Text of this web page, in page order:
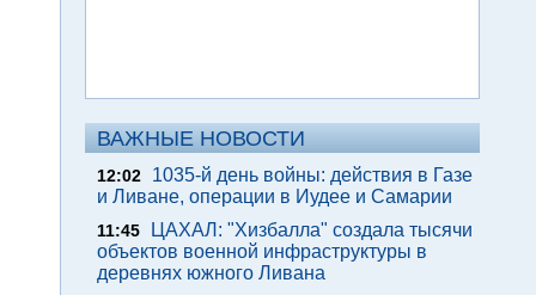
ВАЖНЫЕ НОВОСТИ
12:02
1035-й день войны: действия в Газе
и Ливане, операции в Иудее и Самарии
11:45
ЦАХАЛ: "Хизбалла" создала тысячи
объектов военной инфраструктуры в
деревнях южного Ливана